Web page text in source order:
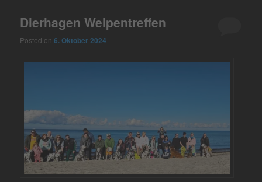
Dierhagen Welpentreffen
Posted on6. Oktober 2024